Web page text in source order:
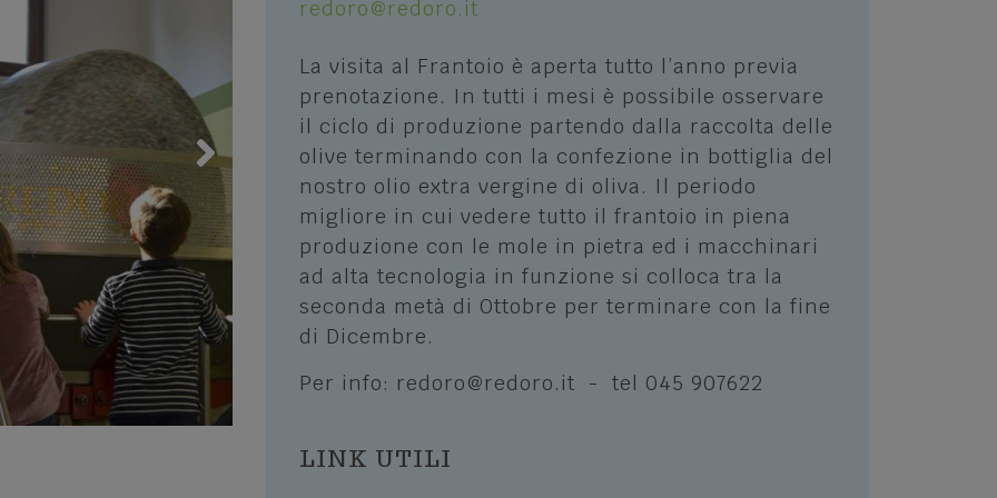
Selva di Progno
Velo Veronese
- Quad
Lessinia
altri sport invernali
cielo aperto
sportive e Guide
redoro@redoro.it
La visita al Frantoio è aperta tutto l’anno previa
prenotazione. In tutti i mesi è possibile osservare
il ciclo di produzione partendo dalla raccolta delle
olive terminando con la confezione in bottiglia del
nostro olio extra vergine di oliva. Il periodo
migliore in cui vedere tutto il frantoio in piena
produzione con le mole in pietra ed i macchinari
ad alta tecnologia in funzione si colloca tra la
seconda metà di Ottobre per terminare con la fine
di Dicembre.
Per info: redoro@redoro.it - tel 045 907622
LINK UTILI